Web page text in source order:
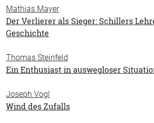
Mathias Mayer
Der Verlierer als Sieger: Schillers
Geschichte
Thomas Steinfeld
Ein Enthusiast in auswegloser
Joseph Vogl
Wind des Zufalls